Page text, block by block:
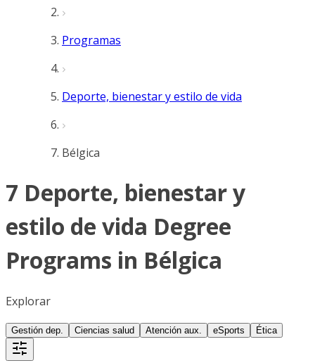
Programas
Deporte, bienestar y estilo de vida
Bélgica
7 Deporte, bienestar y
estilo de vida Degree
Programs in Bélgica
Explorar
Gestión dep. Ciencias salud Atención aux. eSports Ética